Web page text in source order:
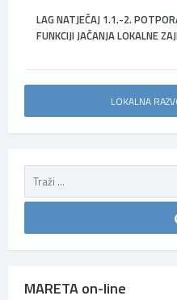
LAG NATJEČAJ 1.1.-2.
FUNKCIJI JAČANJA LOKALNE
LOKALNA
MARETA on-line